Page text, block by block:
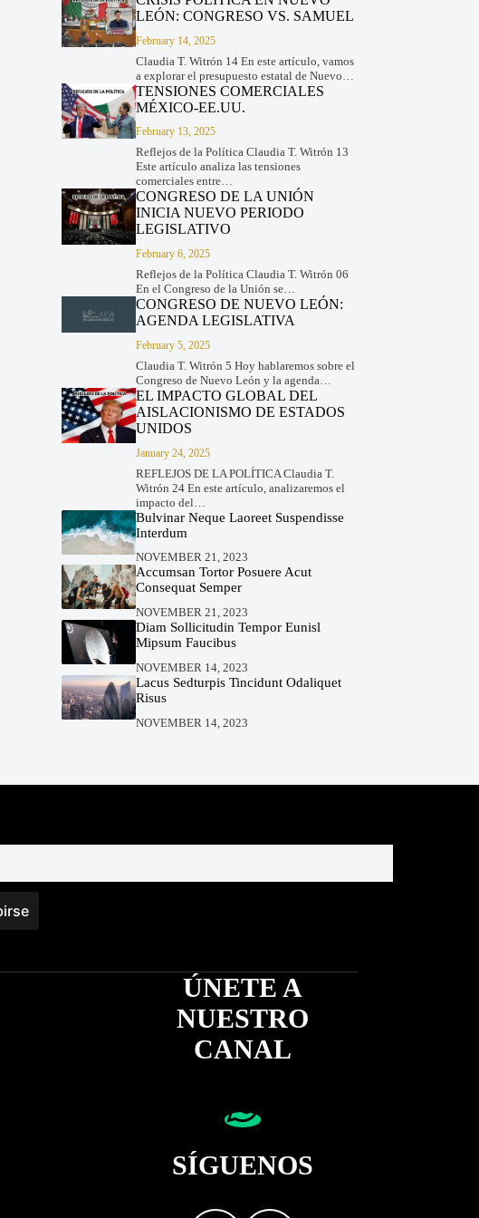
LEÓN: CONGRESO VS. SAMUEL
February 14, 2025
Claudia T. Witrón 14 En este artículo, vamos
a explorar el presupuesto estatal de Nuevo…
TENSIONES COMERCIALES
MÉXICO-EE.UU.
February 13, 2025
Reflejos de la Política Claudia T. Witrón 13
Este artículo analiza las tensiones
comerciales entre…
CONGRESO DE LA UNIÓN
INICIA NUEVO PERIODO
LEGISLATIVO
February 6, 2025
Reflejos de la Política Claudia T. Witrón 06
En el Congreso de la Unión se…
CONGRESO DE NUEVO LEÓN:
AGENDA LEGISLATIVA
February 5, 2025
Claudia T. Witrón 5 Hoy hablaremos sobre el
Congreso de Nuevo León y la agenda…
EL IMPACTO GLOBAL DEL
AISLACIONISMO DE ESTADOS
UNIDOS
January 24, 2025
REFLEJOS DE LA POLÍTICA Claudia T.
Witrón 24 En este artículo, analizaremos el
impacto del…
Bulvinar Neque Laoreet Suspendisse
Interdum
NOVEMBER 21, 2023
Accumsan Tortor Posuere Acut
Consequat Semper
NOVEMBER 21, 2023
Diam Sollicitudin Tempor Eunisl
Mipsum Faucibus
NOVEMBER 14, 2023
Lacus Sedturpis Tincidunt Odaliquet
Risus
NOVEMBER 14, 2023
ÚNETE A
NUESTRO
CANAL
SÍGUENOS